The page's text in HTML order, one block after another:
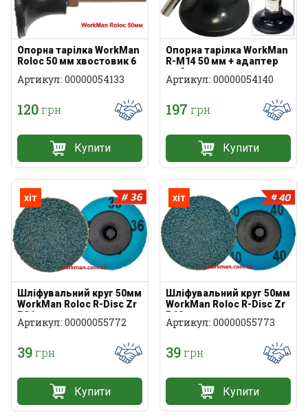
Опорна тарілка WorkMan
Roloc 50 мм хвостовик 6
Артикул: 00000054133
120грн
Купити
Опорна тарілка WorkMan
R-М14 50 мм + адаптер
на болгарку
Артикул: 00000054140
197 грн
Купити
хіт
Шліфувальний круг 50мм
WorkMan Roloc R-Disc Zr
Р36
Артикул: 00000055772
39грн
Купити
хіт
Шліфувальний круг 50мм
WorkMan Roloc R-Disc Zr
Р40
Артикул: 00000055773
39грн
Купити